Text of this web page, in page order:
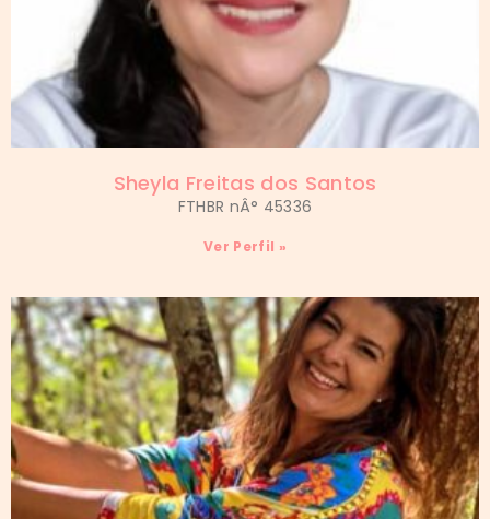
Sheyla Freitas dos Santos
FTHBR nÂ° 45336
Ver Perfil »